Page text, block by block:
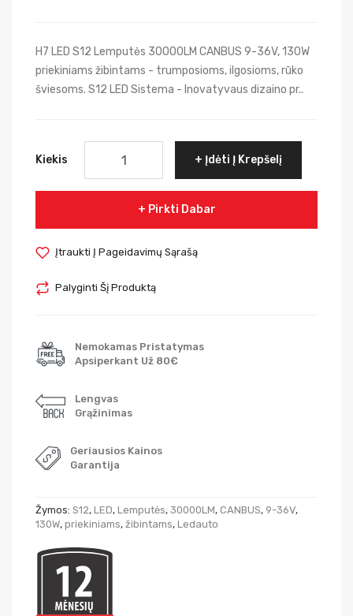
H7 LED S12 Lemputės 30000LM CANBUS 9-36V, 130W
priekiniams žibintams - trumposioms, ilgosioms, rūko
šviesoms. S12 LED Sistema - Inovatyvaus dizaino pr..
Kiekis Įdėti Į Krepšelį
Pirkti Dabar
Įtraukti Į Pageidavimų Sąrašą
Palyginti Šį Produktą
Nemokamas Pristatymas
Apsiperkant Už 80€
Lengvas
Grąžinimas
Geriausios Kainos
Garantija
Žymos: S12, LED, Lemputės, 30000LM, CANBUS, 9-36V,
130W, priekiniams, žibintams, Ledauto